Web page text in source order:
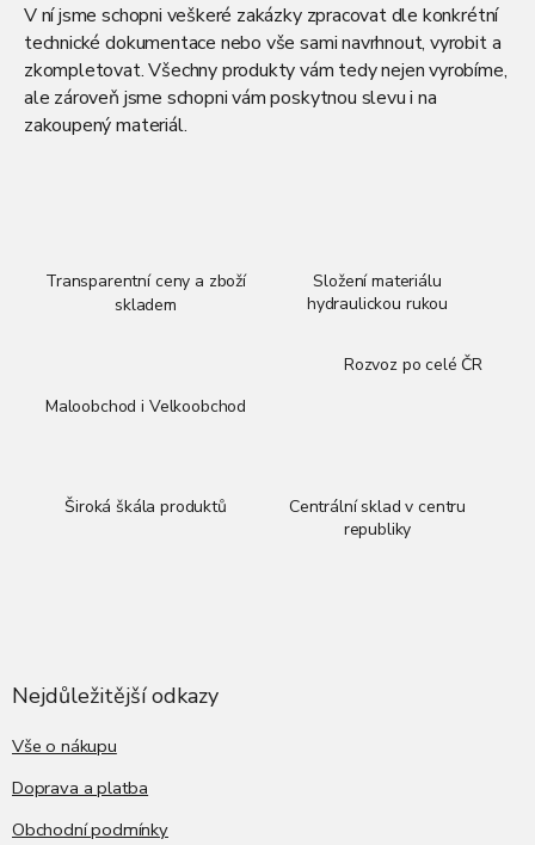
V ní jsme schopni veškeré zakázky zpracovat dle konkrétní
technické dokumentace nebo vše sami navrhnout, vyrobit a
zkompletovat. Všechny produkty vám tedy nejen vyrobíme,
ale zároveň jsme schopni vám poskytnou slevu i na
zakoupený materiál.
Transparentní ceny a zboží
skladem
Složení materiálu
hydraulickou rukou
Maloobchod i Velkoobchod
Rozvoz po celé ČR
Široká škála produktů
Centrální sklad v centru
republiky
Nejdůležitější odkazy
Vše o nákupu
Doprava a platba
Obchodní podmínky